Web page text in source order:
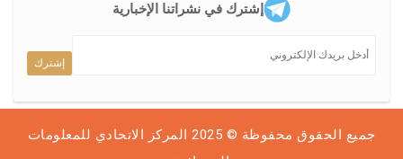
إشترك في نشراتنا الإخبارية
إشترك
جميع الحقوق محفوظة © 2025
المركز الاتحادي للمعلومات